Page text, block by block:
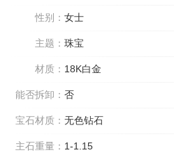
性别： 女士
主题： 珠宝
材质： 18K白金
能否拆卸： 否
宝石材质： 无色钻石
主石重量： 1-1.15